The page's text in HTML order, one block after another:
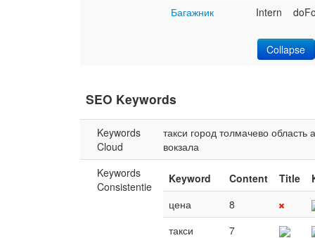
Багажник
Intern
Collapse
SEO Keywords
Keywords
Cloud
такси город толмачево область
вокзала
Keywords
Consistentie
Keyword Content Title
цена
8
такси
7